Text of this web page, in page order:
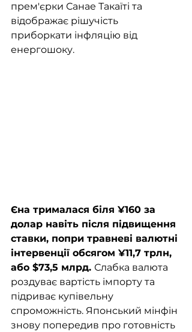
прем'єрки Санае Такаїті та
відображає рішучість
приборкати інфляцію від
енергошоку.
Єна трималася біля ¥160 за
долар навіть після підвищення
ставки, попри травневі валютні
інтервенції обсягом ¥11,7 трлн,
або $73,5 млрд. Слабка валюта
роздуває вартість імпорту та
підриває купівельну
спроможність. Японський мінфін
знову попередив про готовність